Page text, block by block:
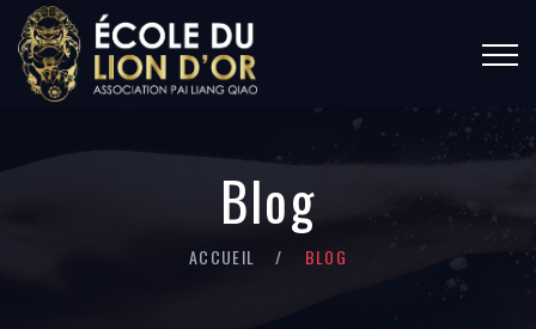
Blog
ACCUEIL BLOG